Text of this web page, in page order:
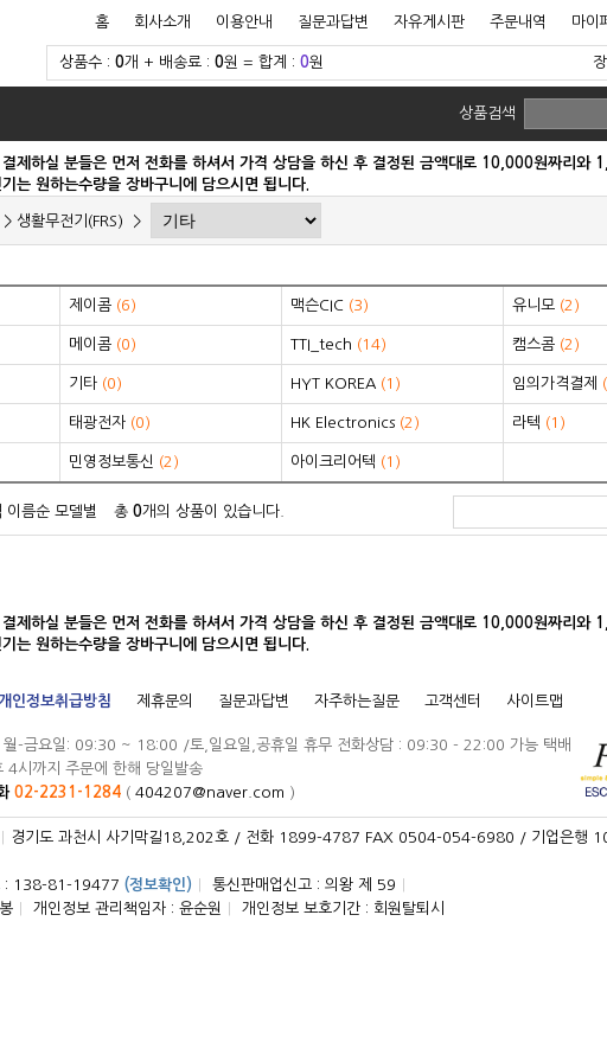
홈 회사소개 이용안내 질문과답변 자유게시판 주문내역 마이
상품수 : 0개 + 배송료 : 0원 = 합계 : 0원
상품검색
제하실 분들은 먼저 전화를 하셔서 가격 상담을 하신 후 결정된 금액대로 10,000원짜리와
는 원하는수량을 장바구니에 담으시면 됩니다.
> 생활무전기(FRS) >
제이콤 (6) 맥슨CIC (3) 유니모 (2)
메이콤 (0) TTI_tech (14) 캠스콤 (2)
기타 (0) HYT KOREA (1) 임의가격결제
태광전자 (0) HK Electronics (2) 라텍 (1)
민영정보통신 (2) 아이크리어텍 (1)
이름순 모델별 총 0개의 상품이 있습니다.
제하실 분들은 먼저 전화를 하셔서 가격 상담을 하신 후 결정된 금액대로 10,000원짜리와
는 원하는수량을 장바구니에 담으시면 됩니다.
인정보취급방침 제휴문의 질문과답변 자주하는질문 고객센터 사이트맵
월-금요일: 09:30 ~ 18:00 /토,일요일,공휴일 휴무 전화상담 : 09:30 - 22:00 가능 택배
4시까지 주문에 한해 당일발송
02-2231-1284 ( 404207@naver.com )
경기도 과천시 사기막길18,202호 / 전화 1899-4787 FAX 0504-054-6980 / 기업은행
: 138-81-19477 (정보확인) 통신판매업신고 : 의왕 제 59
개인정보 관리책임자 : 윤순원 개인정보 보호기간 : 회원탈퇴시